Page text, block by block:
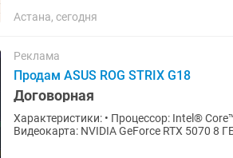
Астана, сегодня
Реклама
Продам ASUS ROG STRIX G18
Договорная
Характеристики: • Процессор: Intel®️
Видеокарта: NVIDIA GeForce RTX 5070 8